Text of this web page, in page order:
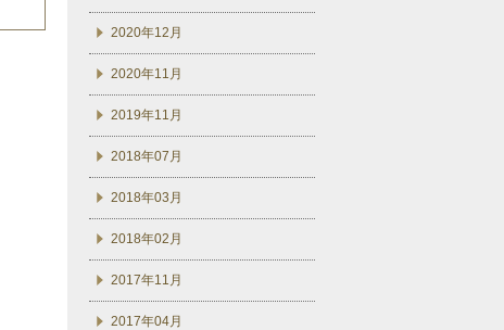
2020年12月
2020年11月
2019年11月
2018年07月
2018年03月
2018年02月
2017年11月
2017年04月